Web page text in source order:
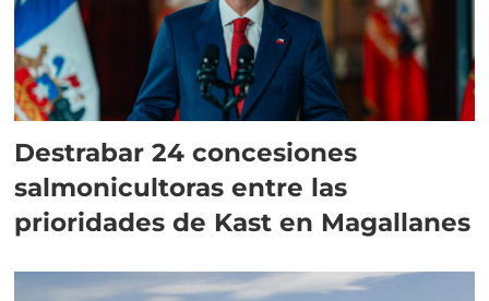
Destrabar 24 concesiones
salmonicultoras entre las
prioridades de Kast en Magallanes